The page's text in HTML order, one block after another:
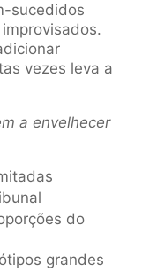
sucedidos
vezes leva a
a envelhecer
do
grandes